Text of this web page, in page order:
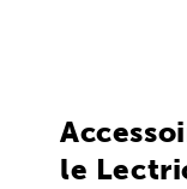
le